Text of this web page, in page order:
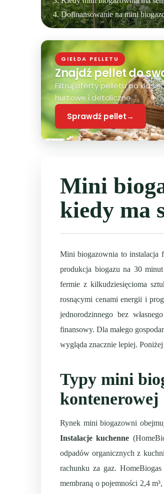
Dofinansowanie na mini
GIEŁDA PELLETU
Znajdź pellet do
Filtruj oferty pelletu po
hurtowe i detaliczne.
Sprawdź pellet→
Mini
kiedy ma
Mini biogazownia to instalacja
produkcja biogazu na 30
fermie z kilkudziesięcioma
rosnącymi cenami energii i
jednorodzinnego bez
finansowy. Dla małego
wygląda znacznie lepiej.
Typy mini
kontenerowej
Rynek mini biogazowni
Instalacje kuchenne
odpadów organicznych z
rachunku za gaz.
membraną o pojemności 2,4